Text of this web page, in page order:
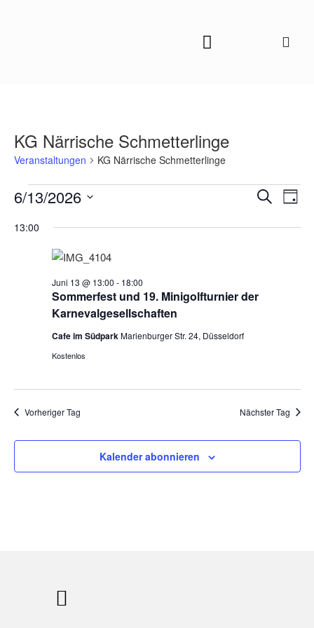
KG Närrische Schmetterlinge
Veranstaltungen KG Närrische Schmetterlinge
und
SucheTag
6/13/2026
wählen.
13:00
Sommerfest und 19. Minigolfturnier der
Karnevalgesellschaften
Juni 13 @ 13:00 - 18:00
Cafe im SüdparkMarienburger Str. 24, Düsseldorf
Kostenlos
Vorheriger Tag Nächster Tag
Kalender abonnieren